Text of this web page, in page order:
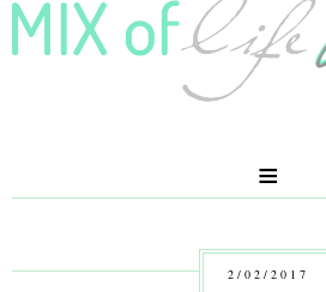
≡
2/02/2017